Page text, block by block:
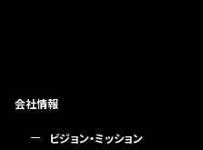
会社情報
ビジョン・ミッション